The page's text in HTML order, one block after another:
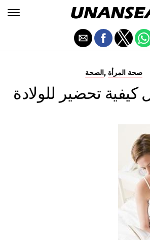
الصحة , صحة المرأة
تحضير للولادة